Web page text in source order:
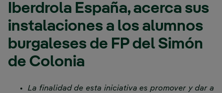
Iberdrola España, acerca sus
instalaciones a los alumnos
burgaleses de FP del Simón
de Colonia
La finalidad de esta iniciativa es promover y dar a